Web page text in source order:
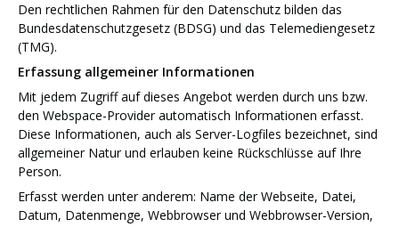
Den rechtlichen Rahmen für den Datenschutz bilden das
Bundesdatenschutzgesetz (BDSG) und das Telemediengesetz
(TMG).
Erfassung allgemeiner Informationen
Mit jedem Zugriff auf dieses Angebot werden durch uns bzw.
den Webspace-Provider automatisch Informationen erfasst.
Diese Informationen, auch als Server-Logfiles bezeichnet, sind
allgemeiner Natur und erlauben keine Rückschlüsse auf Ihre
Person.
Erfasst werden unter anderem: Name der Webseite, Datei,
Datum, Datenmenge, Webbrowser und Webbrowser-Version,